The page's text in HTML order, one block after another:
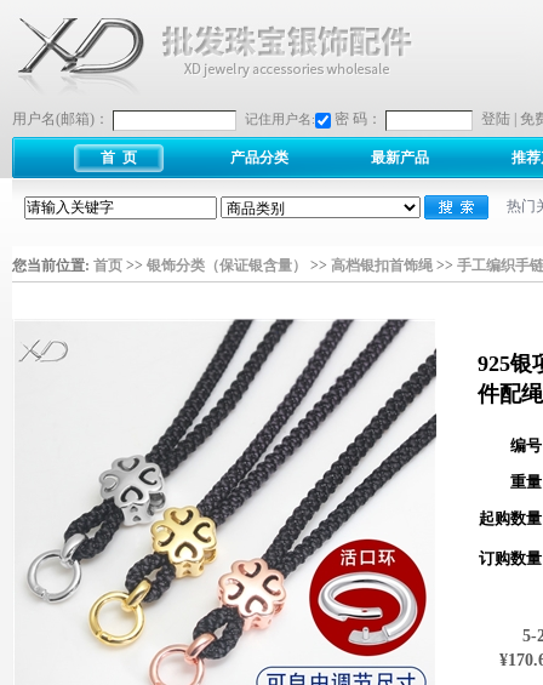
用户名(邮箱)： 记住用户名: 密 码： 登陆 免
首 页 产品分类 最新产品 推
热门
您当前位置: 首页 >> 银饰分类（保证银含量） >> 高档银扣首饰绳 >> 手工编织手
925银
件配
编
重
起购数
订购数
5-